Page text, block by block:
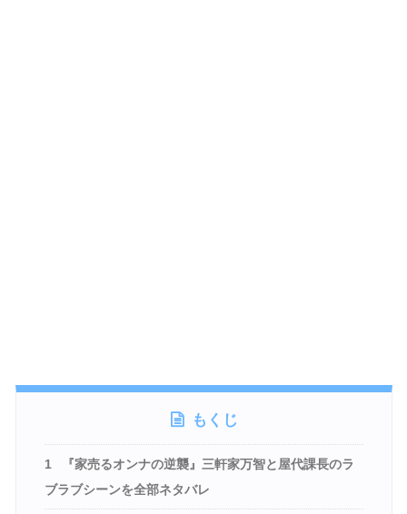
もくじ
1
『家売るオンナの逆襲』三軒家万智と屋代課長のラ
ブラブシーンを全部ネタバレ